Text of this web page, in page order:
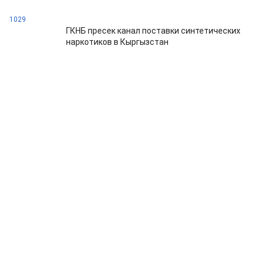
1029
ГКНБ пресек канал поставки синтетических
наркотиков в Кыргызстан